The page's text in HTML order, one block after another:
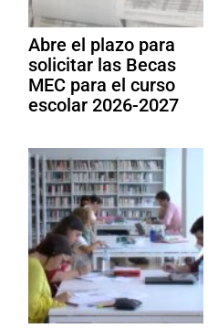
Abre el plazo para
solicitar las Becas
MEC para el curso
escolar 2026-2027